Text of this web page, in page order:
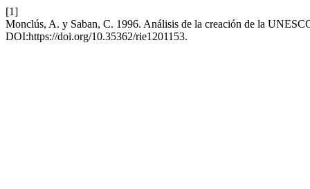
[1]
Monclús, A. y Saban, C. 1996. Análisis de la creación de la
DOI:https://doi.org/10.35362/rie1201153.